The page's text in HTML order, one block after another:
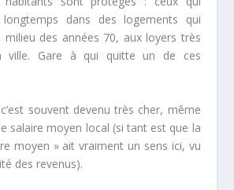
dans des logements qui
milieu des années 70, aux loyers très
ville. Gare à qui quitte un de ces
souvent devenu très cher, même
salaire moyen local (si tant est que la
moyen » ait vraiment un sens ici, vu
des revenus).